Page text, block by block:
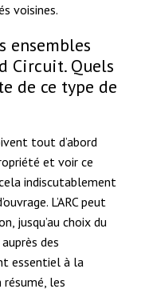
voisines.
ensembles
Circuit. Quels
de ce type de
tout d’abord
et voir ce
indiscutablement
L’ARC peut
jusqu’au choix du
des
essentiel à la
les